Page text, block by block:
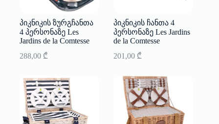
პიკნიკის ზურგჩანთა
4 პერსონაზე Les
Jardins de la Comtesse
288,00 ₾
პიკნიკის ჩანთა 4
პერსონაზე Les Jardins
de la Comtesse
201,00 ₾